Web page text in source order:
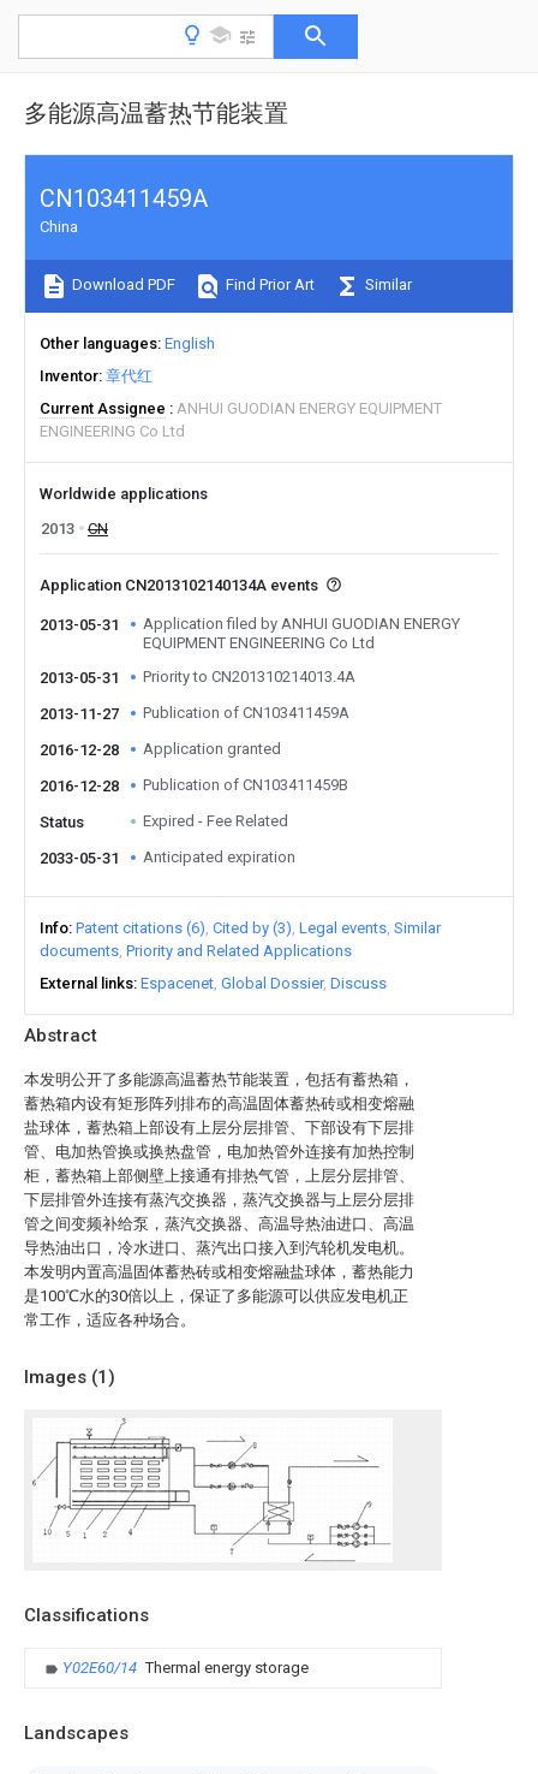
多能源高温蓄热节能装置
Abstract
本发明公开了多能源高温蓄热节能装置，包括有蓄热箱，
蓄热箱内设有矩形阵列排布的高温固体蓄热砖或相变熔融
盐球体，蓄热箱上部设有上层分层排管、下部设有下层排
管、电加热管换或换热盘管，电加热管外连接有加热控制
柜，蓄热箱上部侧壁上接通有排热气管，上层分层排管、
下层排管外连接有蒸汽交换器，蒸汽交换器与上层分层排
管之间变频补给泵，蒸汽交换器、高温导热油进口、高温
导热油出口，冷水进口、蒸汽出口接入到汽轮机发电机。
本发明内置高温固体蓄热砖或相变熔融盐球体，蓄热能力
是100℃水的30倍以上，保证了多能源可以供应发电机正
常工作，适应各种场合。
Images (1)
Classifications
Y02E60/14 Thermal energy storage
Landscapes
CN103411459A
China
Download PDF Find Prior Art Similar
Other languages English
Inventor 章代红
Current Assignee
ANHUI GUODIAN ENERGY EQUIPMENT
ENGINEERING Co Ltd
Worldwide applications
2013
CN
Application CN2013102140134A events
2013-05-31
Application filed by ANHUI GUODIAN ENERGY
EQUIPMENT ENGINEERING Co Ltd
2013-05-31
Priority to CN201310214013.4A
2013-11-27 Publication of CN103411459A
2016-12-28 Application granted
2016-12-28 Publication of CN103411459B
Status Expired - Fee Related
2033-05-31 Anticipated expiration
Info Patent citations (6) Cited by (3) Legal events Similar
documents Priority and Related Applications
External links Espacenet Global Dossier Discuss